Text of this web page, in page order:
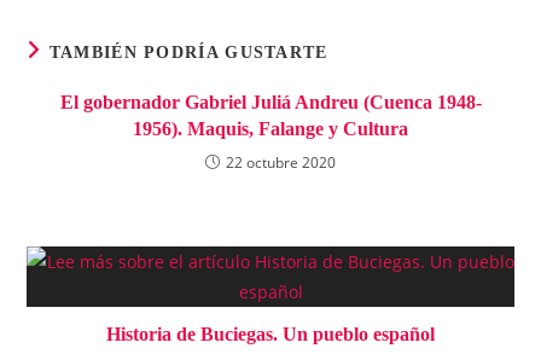
TAMBIÉN PODRÍA GUSTARTE
El gobernador Gabriel Juliá Andreu (Cuenca 1948-
1956). Maquis, Falange y Cultura
22 octubre 2020
Historia de Buciegas. Un pueblo español